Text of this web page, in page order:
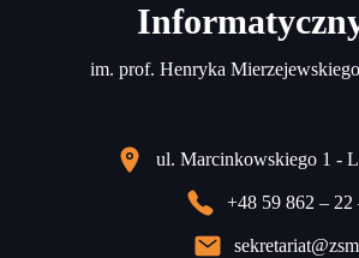
im. prof. Henryka
ul. Marcinkowskiego 1 -
+48 59 862 – 22